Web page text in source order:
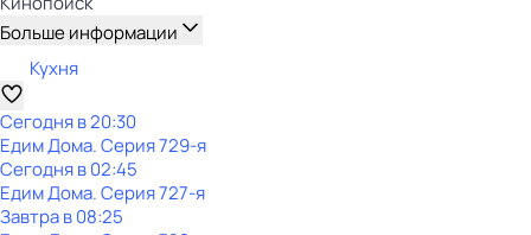
Больше информации
Кухня
Сегодня в 20:30
Едим Дома. Серия 729-я
Сегодня в 02:45
Едим Дома. Серия 727-я
Завтра в 08:25